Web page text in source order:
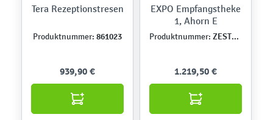
Tera Rezeptionstresen
Produktnummer: 861023
939,90 €
EXPO Empfangstheke
1, Ahorn E
Produktnummer: ZEST6224
1.219,50 €